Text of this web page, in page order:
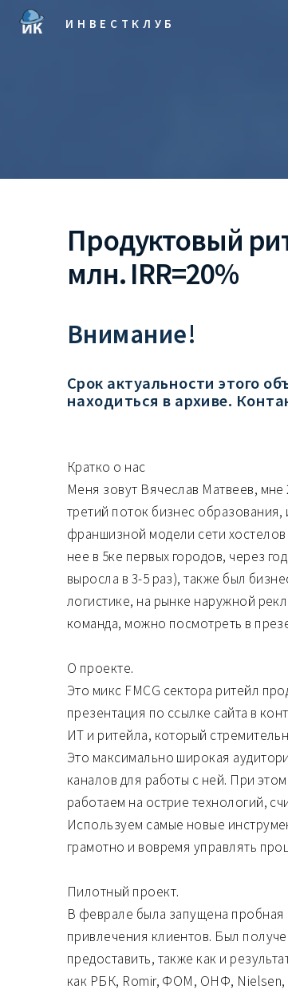
ИНВЕСТКЛУБ
Продуктовый
млн. IRR=20%
Внимание!
Срок актуальности этого
находиться в архиве.
Кратко о нас
Меня зовут Вячеслав Матвеев,
третий поток бизнес
франшизной модели сети
нее в 5ке первых городов, через
выросла в 3-5 раз), также был
логистике, на рынке наружной
команда, можно посмотреть в
О проекте.
Это микс FMCG сектора ритейл
презентация по ссылке сайта в
ИТ и ритейла, который
Это максимально широкая
каналов для работы с ней. При
работаем на острие технологий,
Используем самые новые
грамотно и вовремя управлять
Пилотный проект.
В феврале была запущена пробная
привлечения клиентов. Был
предоставить, также как и
как РБК, Romir, ФОМ, ОНФ, Nielsen,